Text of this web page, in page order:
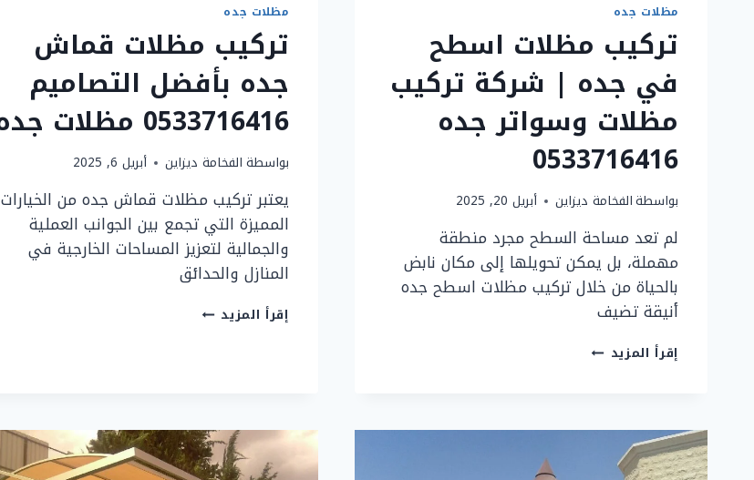
مظلات جده
تركيب مظلات اسطح
في جده | شركة تركيب
مظلات وسواتر جده
0533716416
بواسطةالفخامة ديزاين أبريل 20, 2025
لم تعد مساحة السطح مجرد منطقة
مهملة، بل يمكن تحويلها إلى مكان نابض
بالحياة من خلال تركيب مظلات اسطح جده
أنيقة تضيف
إقرأ المزيد تركيب
جده
مظلات جده
تركيب مظلات قماش
جده بأفضل التصاميم
0533716416 مظلات جده
بواسطة الفخامة ديزاين أبريل 6, 2025
يعتبر تركيب مظلات قماش جده من الخيارات
المميزة التي تجمع بين الجوانب العملية
والجمالية لتعزيز المساحات الخارجية في
المنازل والحدائق
إقرأ المزيد تركيب
0533716416
مظلات
جده